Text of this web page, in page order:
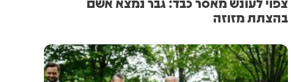
בהצתת מזוזה